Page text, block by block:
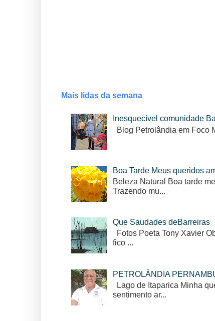
Mais lidas da semana
Inesquecível comunidade
Blog Petrolândia em Foco
Boa Tarde Meus queridos
Beleza Natural Boa tarde
Trazendo mu...
Que Saudades deBarreiras
Fotos Poeta Tony Xavier
fico ...
PETROLÂNDIA
Lago de Itaparica Minha
sentimento ar...